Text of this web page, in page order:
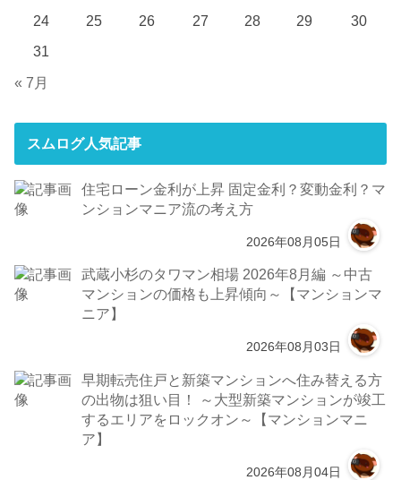
24
25 26 27 28 29
30
31
« 7月
スムログ人気記事
住宅ローン金利が上昇 固定金利？変動金利？マ
ンションマニア流の考え方
2026年08月05日
武蔵小杉のタワマン相場 2026年8月編 ～中古
マンションの価格も上昇傾向～【マンションマ
ニア】
2026年08月03日
早期転売住戸と新築マンションへ住み替える方
の出物は狙い目！ ～大型新築マンションが竣工
するエリアをロックオン～【マンションマニ
ア】
2026年08月04日